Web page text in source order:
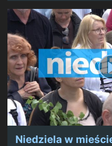
Niedziela w